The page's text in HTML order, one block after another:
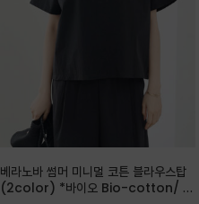
베라노바 썸머 미니멀 코튼 블라우스탑
(2color) *바이오 Bio-cotton/ 시